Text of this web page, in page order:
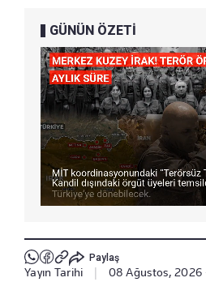
GÜNÜN ÖZETİ
Paylaş
Yayın Tarihi | 08 Ağustos, 2026